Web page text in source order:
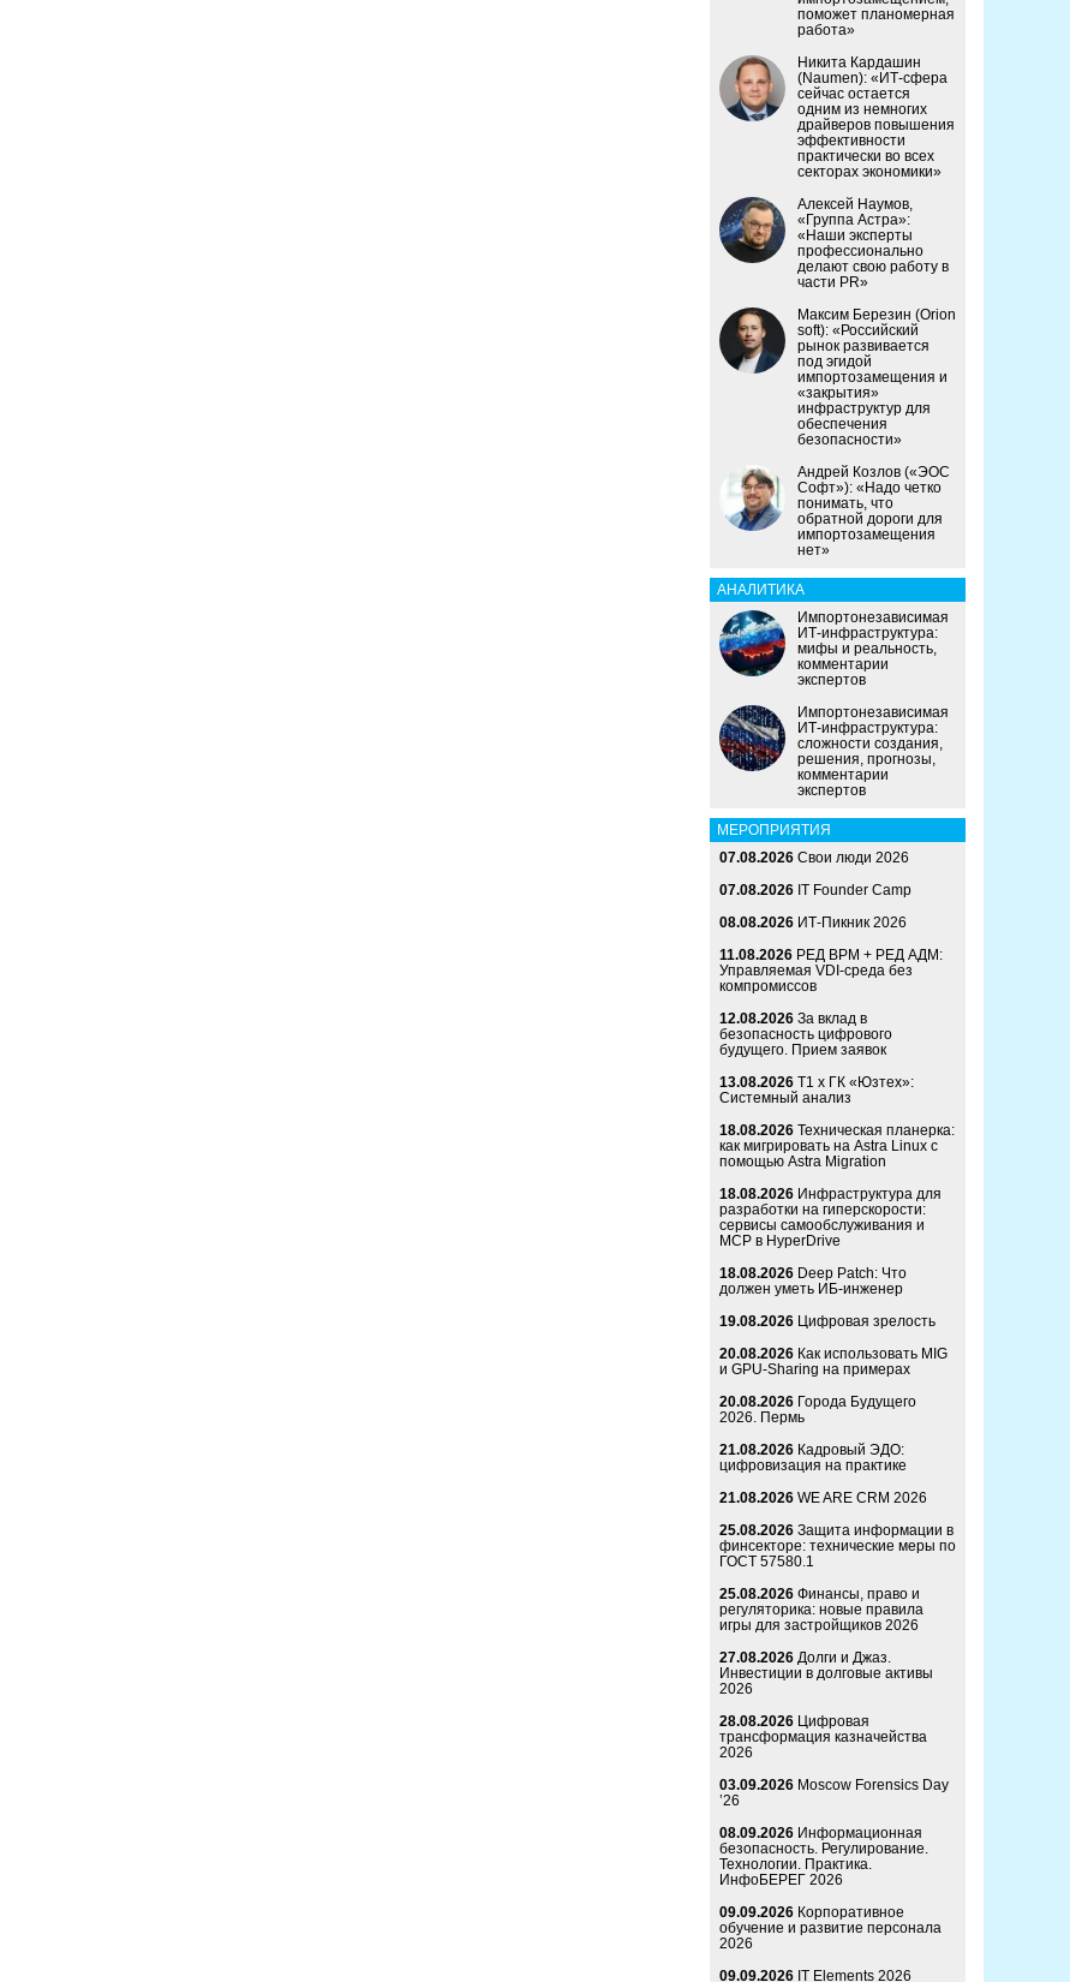
поможет планомерная
работа»
Никита Кардашин
(Naumen): «ИТ-сфера
сейчас остается
одним из немногих
драйверов повышения
эффективности
практически во всех
секторах экономики»
Алексей Наумов,
«Группа Астра»:
«Наши эксперты
профессионально
делают свою работу в
части PR»
Максим Березин (Orion
soft): «Российский
рынок развивается
под эгидой
импортозамещения и
«закрытия»
инфраструктур для
обеспечения
безопасности»
Андрей Козлов («ЭОС
Софт»): «Надо четко
понимать, что
обратной дороги для
импортозамещения
нет»
АНАЛИТИКА
Импортонезависимая
ИТ-инфраструктура:
мифы и реальность,
комментарии
экспертов
Импортонезависимая
ИТ-инфраструктура:
сложности создания,
решения, прогнозы,
комментарии
экспертов
МЕРОПРИЯТИЯ
07.08.2026 Свои люди 2026
07.08.2026 IT Founder Camp
08.08.2026 ИТ-Пикник 2026
11.08.2026 РЕД ВРМ + РЕД АДМ:
Управляемая VDI-среда без
компромиссов
12.08.2026 За вклад в
безопасность цифрового
будущего. Прием заявок
13.08.2026 Т1 x ГК «Юзтех»:
Системный анализ
18.08.2026 Техническая планерка:
как мигрировать на Astra Linux с
помощью Astra Migration
18.08.2026 Инфраструктура для
разработки на гиперскорости:
сервисы самообслуживания и
MCP в HyperDrive
18.08.2026 Deep Patch: Что
должен уметь ИБ-инженер
19.08.2026 Цифровая зрелость
20.08.2026 Как использовать MIG
и GPU-Sharing на примерах
20.08.2026 Города Будущего
2026. Пермь
21.08.2026 Кадровый ЭДО:
цифровизация на практике
21.08.2026 WE ARE CRM 2026
25.08.2026 Защита информации в
финсекторе: технические меры по
ГОСТ 57580.1
25.08.2026 Финансы, право и
регуляторика: новые правила
игры для застройщиков 2026
27.08.2026 Долги и Джаз.
Инвестиции в долговые активы
2026
28.08.2026 Цифровая
трансформация казначейства
2026
03.09.2026 Moscow Forensics Day
’26
08.09.2026 Информационная
безопасность. Регулирование.
Технологии. Практика.
ИнфоБЕРЕГ 2026
09.09.2026 Корпоративное
обучение и развитие персонала
2026
09.09.2026 IT Elements 2026